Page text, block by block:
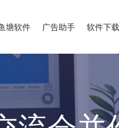
塘软件 广告助手 软件下载